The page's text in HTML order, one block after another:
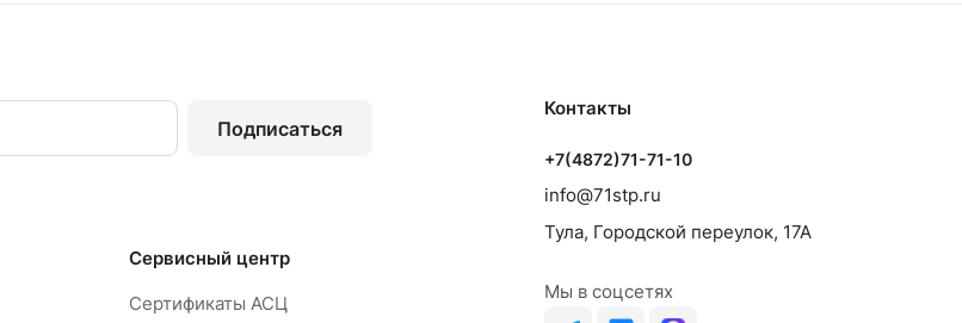
Подписаться
Сервисный центр
Сертификаты АСЦ
Контакты
+7(4872)71-71-10
info@71stp.ru
Тула, Городской переулок, 17А
Мы в соцсетях